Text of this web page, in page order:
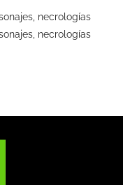
necrologías
necrologías